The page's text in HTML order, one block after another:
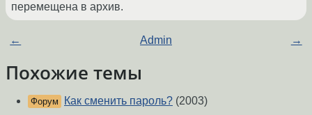
перемещена в архив.
← Admin →
Похожие темы
Форум Как сменить пароль? (2003)